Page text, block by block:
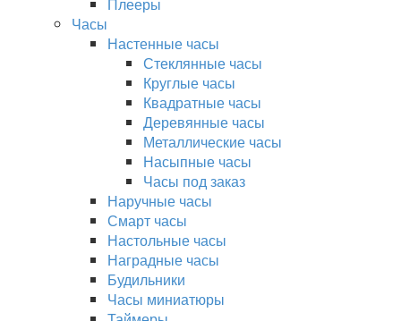
Часы
Настенные часы
Стеклянные часы
Круглые часы
Квадратные часы
Деревянные часы
Металлические часы
Насыпные часы
Часы под заказ
Наручные часы
Смарт часы
Настольные часы
Наградные часы
Будильники
Часы миниатюры